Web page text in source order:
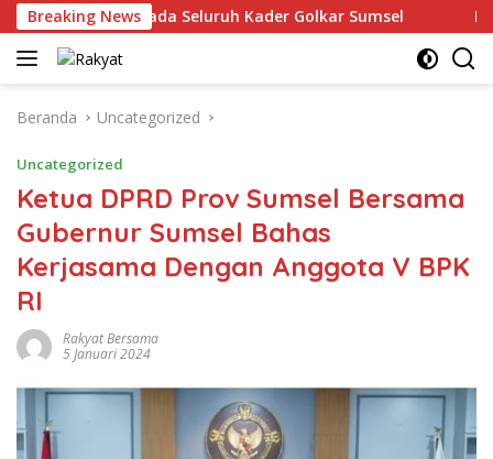
Langsung
ke
konten
Breaking News
Kasih kepada Seluruh Kader Golkar Sumsel
Beranda Uncategorized
Uncategorized
Ketua DPRD Prov Sumsel Bersama
Gubernur Sumsel Bahas
Kerjasama Dengan Anggota V BPK
RI
Rakyat Bersama
5 Januari 2024